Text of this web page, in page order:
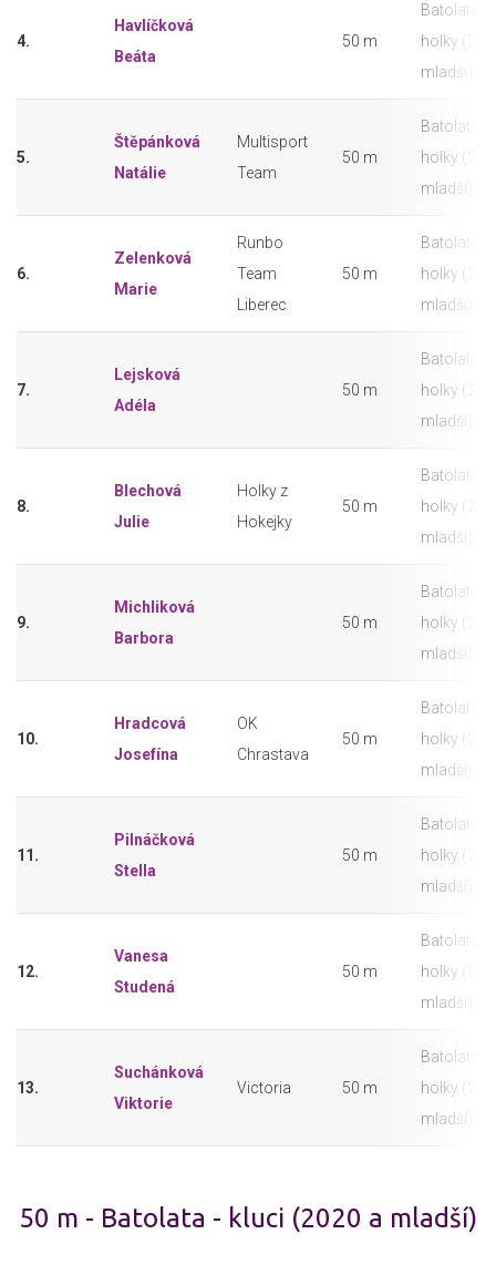
4.
Havlíčková
Beáta
50 m
Batolata -
holky
mladší)
5.
Štěpánková
Natálie
Multisport
Team
50 m
Batolata -
holky
mladší)
6.
Zelenková
Marie
Runbo
Team
Liberec
50 m
Batolata -
holky
mladší)
7.
Lejsková
Adéla
50 m
Batolata -
holky
mladší)
8.
Blechová
Julie
Holky z
Hokejky
50 m
Batolata -
holky
mladší)
9.
Michliková
Barbora
50 m
Batolata -
holky
mladší)
10.
Hradcová
Josefína
OK
Chrastava
50 m
Batolata -
holky
mladší)
11.
Pilnáčková
Stella
50 m
Batolata -
holky
mladší)
12.
Vanesa
Studená
50 m
Batolata -
holky
mladší)
13.
Suchánková
Viktorie
Victoria 50 m
Batolata -
holky
mladší)
50 m - Batolata - kluci (2020 a mladší)